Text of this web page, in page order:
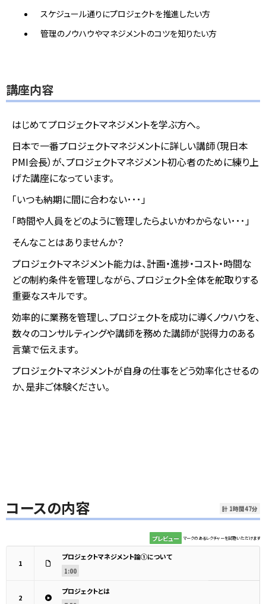
スケジュール通りにプロジェクトを推進したい方
管理のノウハウやマネジメントのコツを知りたい方
講座内容
はじめてプロジェクトマネジメントを学ぶ方へ。
日本で一番プロジェクトマネジメントに詳しい講師（現日本
PMI会長）が、プロジェクトマネジメント初心者のために練り上
げた講座になっています。
「いつも納期に間に合わない･･･」
「時間や人員をどのように管理したらよいかわからない･･･」
そんなことはありませんか？
プロジェクトマネジメント能力は、計画・進捗・コスト・時間な
どの制約条件を管理しながら、プロジェクト全体を舵取りする
重要なスキルです。
効率的に業務を管理し、プロジェクトを成功に導くノウハウを、
数々のコンサルティングや講師を務めた講師が説得力のある
言葉で伝えます。
プロジェクトマネジメントが自身の仕事をどう効率化させるの
か、是非ご体験ください。
コースの内容 計 1時間47分
プレビュー マークのあるレクチャーを試聴いただけます
1
プロジェクトマネジメント論①について
1:00
2
プロジェクトとは